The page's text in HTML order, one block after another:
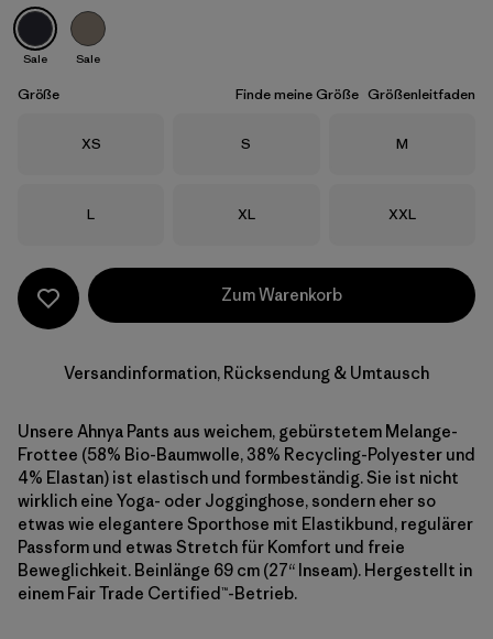
Sunken Blue
Sale Sale
Größe Finde meine Größe Größenleitfaden
Größe
XS Größe
S Größe
M
Größe
L Größe
XL Größe
XXL
Zum Warenkorb
Versandinformation, Rücksendung & Umtausch
Unsere Ahnya Pants aus weichem, gebürstetem Melange-
Frottee (58% Bio-Baumwolle, 38% Recycling-Polyester und
4% Elastan) ist elastisch und formbeständig. Sie ist nicht
wirklich eine Yoga- oder Jogginghose, sondern eher so
etwas wie elegantere Sporthose mit Elastikbund, regulärer
Passform und etwas Stretch für Komfort und freie
Beweglichkeit. Beinlänge 69 cm (27“ Inseam). Hergestellt in
einem Fair Trade Certified™-Betrieb.